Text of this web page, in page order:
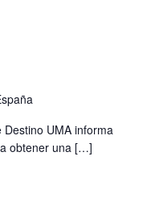
UMA informa
obtener una […]